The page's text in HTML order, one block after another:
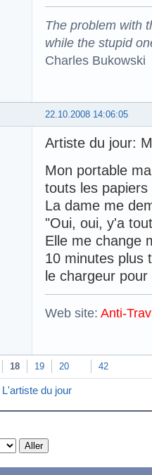
The problem with
while the stupid
Charles Bukowski
22.10.2008 14:06:05
Artiste du jour:
Mon portable
touts les
La dame me
"Oui, oui, y'a
Elle me change
10 minutes plus
le chargeur
Web site: Anti-
18 19 20 42
L'artiste du jour